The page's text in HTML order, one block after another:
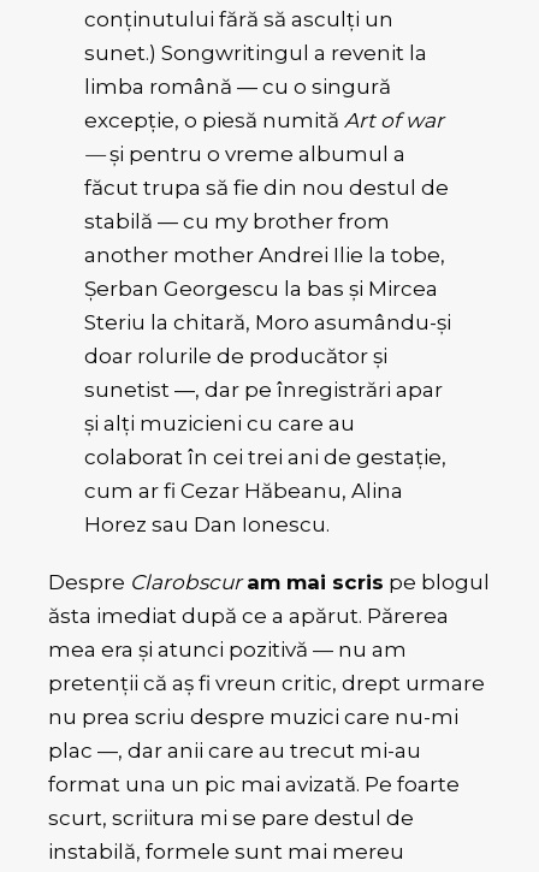
conținutului fără să asculți un
sunet.) Songwritingul a revenit la
limba română — cu o singură
excepție, o piesă numită Art of war
—și pentru o vreme albumul a
făcut trupa să fie din nou destul de
stabilă — cu my brother from
another mother Andrei Ilie la tobe,
Șerban Georgescu la bas și Mircea
Steriu la chitară, Moro asumându-și
doar rolurile de producător și
sunetist —, dar pe înregistrări apar
și alți muzicieni cu care au
colaborat în cei trei ani de gestație,
cum ar fi Cezar Hăbeanu, Alina
Horez sau Dan Ionescu.
Despre Clarobscuram mai scris pe blogul
ăsta imediat după ce a apărut. Părerea
mea era și atunci pozitivă — nu am
pretenții că aș fi vreun critic, drept urmare
nu prea scriu despre muzici care nu-mi
plac —, dar anii care au trecut mi-au
format una un pic mai avizată. Pe foarte
scurt, scriitura mi se pare destul de
instabilă, formele sunt mai mereu